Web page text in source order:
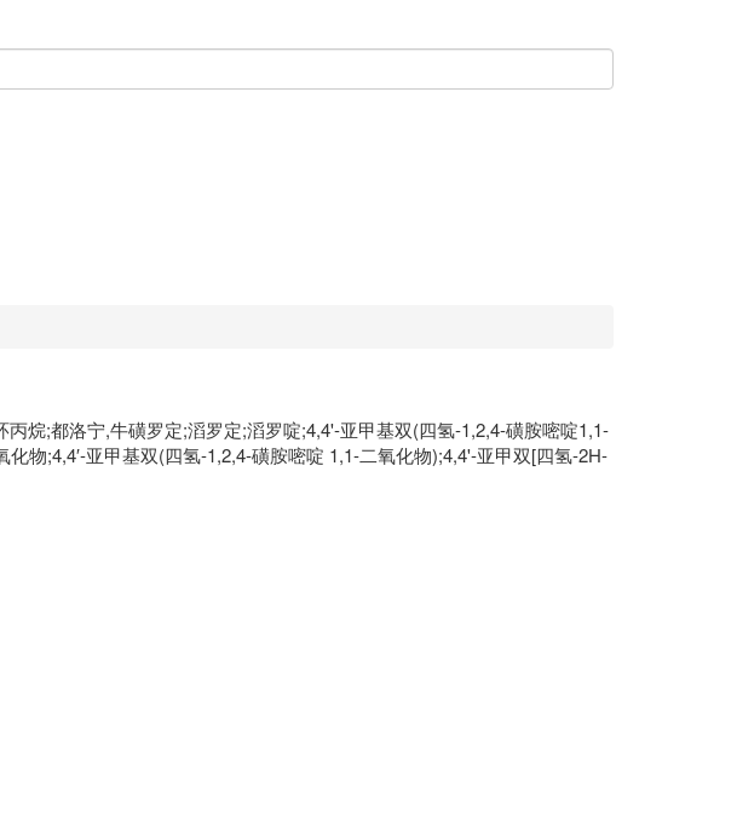
烷;都洛宁,牛磺罗定;滔罗定;滔罗啶;4,4'-亚甲基双(四氢-1,2,4-磺胺嘧啶1,1-
物;4,4′-亚甲基双(四氢-1,2,4-磺胺嘧啶 1,1-二氧化物);4,4'-亚甲双[四氢-2H-